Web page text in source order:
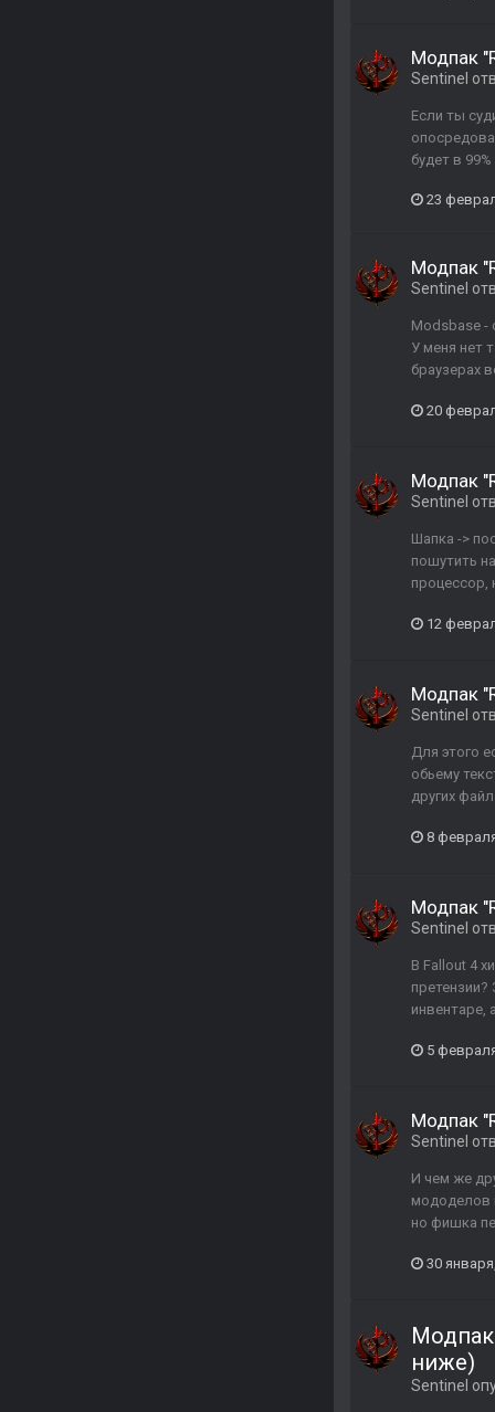
Модпак
Sentinel
Если ты
будет в
23
Модпак
Sentinel
Modsbase -
У меня нет
браузерах
20
Модпак
Sentinel
Шапка ->
пошутить
процессор,
12
Модпак
Sentinel
Для этого
обьему
других
8
Модпак
Sentinel
В Fallout 4
инвентаре,
5
Модпак
Sentinel
И чем же
мододелов
но фишка
30
Модпак
ниже)
Sentinel